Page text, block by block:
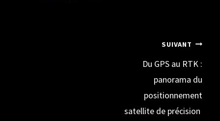
SUIVANT
Du GPS au RTK :
panorama du
positionnement
satellite de précision